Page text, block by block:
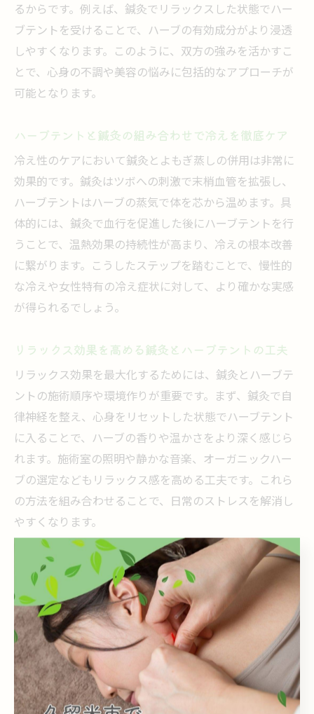
るからです。例えば、鍼灸でリラックスした状態でハー
ブテントを受けることで、ハーブの有効成分がより浸透
しやすくなります。このように、双方の強みを活かすこ
とで、心身の不調や美容の悩みに包括的なアプローチが
可能となります。
ハーブテントと鍼灸の組み合わせで冷えを徹底ケア
冷え性のケアにおいて鍼灸とよもぎ蒸しの併用は非常に
効果的です。鍼灸はツボへの刺激で末梢血管を拡張し、
ハーブテントはハーブの蒸気で体を芯から温めます。具
体的には、鍼灸で血行を促進した後にハーブテントを行
うことで、温熱効果の持続性が高まり、冷えの根本改善
に繋がります。こうしたステップを踏むことで、慢性的
な冷えや女性特有の冷え症状に対して、より確かな実感
が得られるでしょう。
リラックス効果を高める鍼灸とハーブテントの工夫
リラックス効果を最大化するためには、鍼灸とハーブテ
ントの施術順序や環境作りが重要です。まず、鍼灸で自
律神経を整え、心身をリセットした状態でハーブテント
に入ることで、ハーブの香りや温かさをより深く感じら
れます。施術室の照明や静かな音楽、オーガニックハー
ブの選定などもリラックス感を高める工夫です。これら
の方法を組み合わせることで、日常のストレスを解消し
やすくなります。
ハーブテントと鍼灸による血行促進と美容効果
鍼灸とよもぎ蒸しは血行促進と美容面での効果が期待で
きます。鍼灸は経絡を整え、血流をスムーズにし、ハー
ブテントは温熱とハーブ成分で毛細血管まで温めます。
例えば、肌のくすみやむくみが気になる方は、この組み
合わせで老廃物の排出が促され、透明感やハリのある肌
を目指せます。定期的な施術が、美容と健康の両立に役